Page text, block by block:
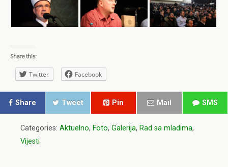
Share this:
Twitter Facebook
Share Tweet Pin Mail SMS
Categories: Aktuelno, Foto, Galerija, Rad sa mladima,
Vijesti